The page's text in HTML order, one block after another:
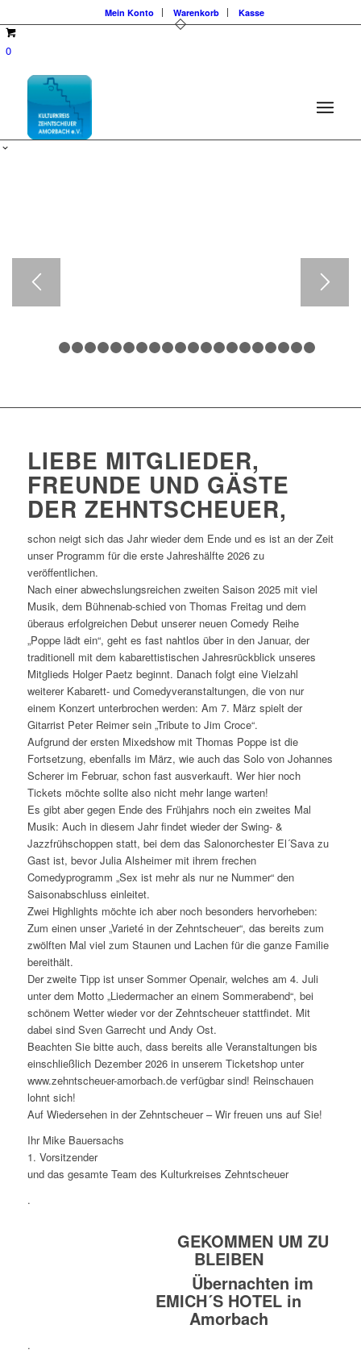
Mein Konto Warenkorb Kasse
0 LIEDERMACHER AN
SOMMERABEND -
ANDY OST UND
SEVEN GARRECHT
1 2 3 4 5 6 7 8 9 101112131415
LIEBE MITGLIEDER,
FREUNDE UND GÄSTE
DER ZEHNTSCHEUER,
schon neigt sich das Jahr wieder dem Ende und es ist an der Zeit
unser Programm für die erste Jahreshälfte 2026 zu
veröffentlichen.
Nach einer abwechslungsreichen zweiten Saison 2025 mit viel
Musik, dem Bühnenab-schied von Thomas Freitag und dem
überaus erfolgreichen Debut unserer neuen Comedy Reihe
„Poppe lädt ein“, geht es fast nahtlos über in den Januar, der
traditionell mit dem kabarettistischen Jahresrückblick unseres
Mitglieds Holger Paetz beginnt. Danach folgt eine Vielzahl
weiterer Kabarett- und Comedyveranstaltungen, die von nur
einem Konzert unterbrochen werden: Am 7. März spielt der
Gitarrist Peter Reimer sein „Tribute to Jim Croce“.
Aufgrund der ersten Mixedshow mit Thomas Poppe ist die
Fortsetzung, ebenfalls im März, wie auch das Solo von Johannes
Scherer im Februar, schon fast ausverkauft. Wer hier noch
Tickets möchte sollte also nicht mehr lange warten!
Es gibt aber gegen Ende des Frühjahrs noch ein zweites Mal
Musik: Auch in diesem Jahr findet wieder der Swing- &
Jazzfrühschoppen statt, bei dem das Salonorchester El´Sava zu
Gast ist, bevor Julia Alsheimer mit ihrem frechen
Comedyprogramm „Sex ist mehr als nur ne Nummer“ den
Saisonabschluss einleitet.
Zwei Highlights möchte ich aber noch besonders hervorheben:
Zum einen unser „Varieté in der Zehntscheuer“, das bereits zum
zwölften Mal viel zum Staunen und Lachen für die ganze Familie
bereithält.
Der zweite Tipp ist unser Sommer Openair, welches am 4. Juli
unter dem Motto „Liedermacher an einem Sommerabend“, bei
schönem Wetter wieder vor der Zehntscheuer stattfindet. Mit
dabei sind Sven Garrecht und Andy Ost.
Beachten Sie bitte auch, dass bereits alle Veranstaltungen bis
einschließlich Dezember 2026 in unserem Ticketshop unter
www.zehntscheuer-amorbach.de verfügbar sind! Reinschauen
lohnt sich!
Auf Wiedersehen in der Zehntscheuer – Wir freuen uns auf Sie!
Ihr Mike Bauersachs
1. Vorsitzender
und das gesamte Team des Kulturkreises Zehntscheuer
.
GEKOMMEN UM ZU
BLEIBEN
Übernachten im
EMICH´S HOTEL in
Amorbach
.